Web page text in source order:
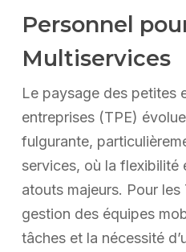
Personnel
Multiservices
Le paysage des petites
entreprises (TPE)
fulgurante,
services, où la
atouts majeurs. Pour
gestion des équipes
tâches et la nécessité